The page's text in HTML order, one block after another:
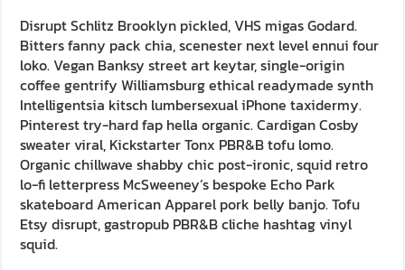
Disrupt Schlitz Brooklyn pickled, VHS migas Godard.
Bitters fanny pack chia, scenester next level ennui four
loko. Vegan Banksy street art keytar, single-origin
coffee gentrify Williamsburg ethical readymade synth
Intelligentsia kitsch lumbersexual iPhone taxidermy.
Pinterest try-hard fap hella organic. Cardigan Cosby
sweater viral, Kickstarter Tonx PBR&B tofu lomo.
Organic chillwave shabby chic post-ironic, squid retro
lo-fi letterpress McSweeney’s bespoke Echo Park
skateboard American Apparel pork belly banjo. Tofu
Etsy disrupt, gastropub PBR&B cliche hashtag vinyl
squid.